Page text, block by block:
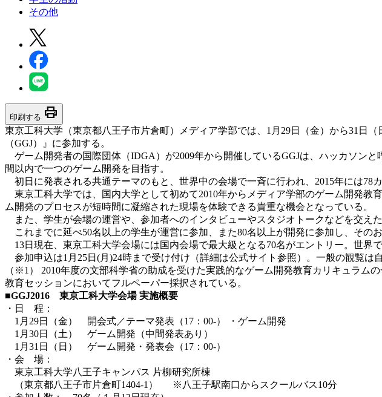
その他
印刷する print
東京工科大学（東京都八王子市片倉町）メディア学部では、1月29日（金）から31日
（GGJ）』に参加する。
ゲーム開発者の国際団体（IDGA）が2009年から開催しているGGJは、ハッカソン
間以内で一つのゲーム開発を目指す。
初日に発表される共通テーマのもと、世界中の会場で一斉に行われ、2015年には78
東京工科大学では、国内大学として初めて2010年からメディア学部のゲーム開発
ム開発のプロセスが短時間に凝縮された現場を体験できる貴重な機会となっている。
また、学生が会場の運営や、参加者へのインタビューやスタジオトークなどを交え
これまでに延べ50名以上の学生が運営に参加、また80名以上が開発に参加し、その
13日現在、東京工科大学会場には国内会場で最大級となる70名がエントリー。世界
参加申込は1月25日(月)24時まで受け付け（詳細は公式サイト参照）。一般の観覧は自
（※1） 2010年度の文部科学省の助成を受けた実践的なゲーム開発教育カリキュラム
教育セッションにおいてフルペーパー採択されている。
■GGJ2016 東京工科大学会場 実施概要
・日 程：
1月29日（金） 開会式／テーマ発表（17：00-） ・ゲーム開発
1月30日（土） ゲーム開発（中間発表あり）
1月31日（日） ゲーム開発・発表会（17：00-）
・会 場：
東京工科大学八王子キャンパス 片柳研究所棟
（東京都八王子市片倉町1404-1） ※八王子駅南口からスクールバス10分